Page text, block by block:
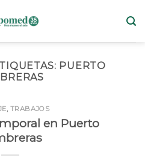
PUERTO
, TRABAJOS
en Puerto